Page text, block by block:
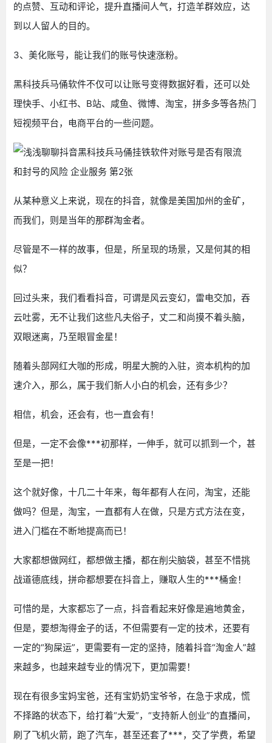
的点赞、互动和评论，提升直播间人气，打造羊群效应，达
到以人留人的目的。
3、美化账号，能让我们的账号快速涨粉。
黑科技兵马俑软件不仅可以让账号变得数据好看，还可以处
理快手、小红书、B站、咸鱼、微博、淘宝，拼多多等各热门
短视频平台，电商平台的一些问题。
从某种意义上来说，现在的抖音，就像是美国加州的金矿，
而我们，则是当年的那群淘金者。
尽管是不一样的故事，但是，所呈现的场景，又是何其的相
似？
回过头来，我们看看抖音，可谓是风云变幻，雷电交加，吞
云吐雾，无不让我们这些凡夫俗子，丈二和尚摸不着头脑，
双眼迷离，乃至眼冒金星！
随着头部网红大咖的形成，明星大腕的入驻，资本机构的加
速介入，那么，属于我们新人小白的机会，还有多少？
相信，机会，还会有，也一直会有！
但是，一定不会像***初那样，一伸手，就可以抓到一个，甚
至是一把！
这个就好像，十几二十年来，每年都有人在问，淘宝，还能
做吗？但是，淘宝，一直都有人在做，只是方式方法在变，
进入门槛在不断地提高而已！
大家都想做网红，都想做主播，都在削尖脑袋，甚至不惜挑
战道德底线，拼命都想要在抖音上，赚取人生的***桶金！
可惜的是，大家都忘了一点，抖音看起来好像是遍地黄金，
但是，要想淘得金子的话，不但需要有一定的技术，还要有
一定的“狗屎运”，更需要有一定的坚持，随着抖音“淘金人”越
来越多，也越来越专业的情况下，更加需要！
现在有很多宝妈宝爸，还有宝奶奶宝爷爷，在急于求成，慌
不择路的状态下，给打着“大爱”，“支持新人创业”的直播间，
刷了飞机火箭，跑了汽车，甚至还套了***，交了学费，希望